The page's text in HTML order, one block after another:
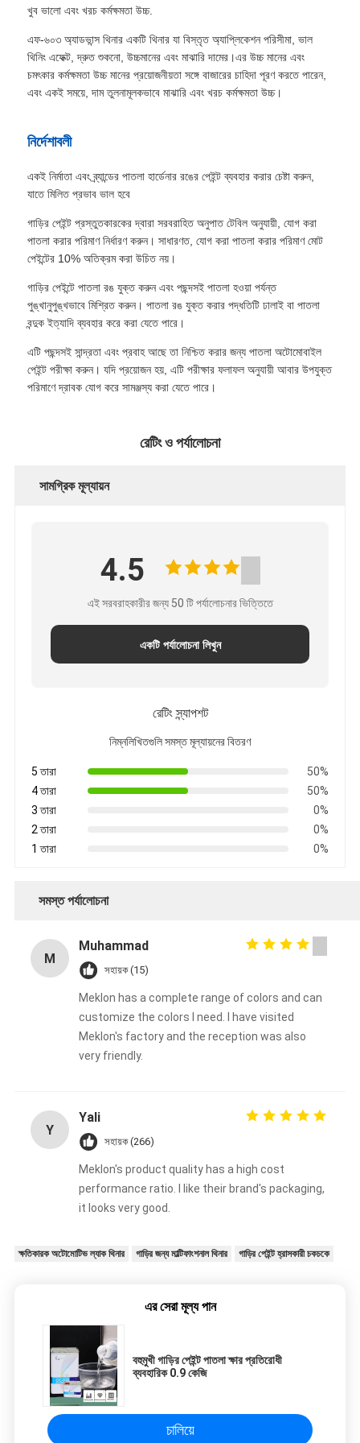
খুব ভালো এবং খরচ কর্মক্ষমতা উচ্চ.
এফ-৬০৩ অ্যাডভান্স থিনার একটি থিনার যা বিস্তৃত অ্যাপ্লিকেশন পরিসীমা, ভাল
থিনিং এফেক্ট, দ্রুত শুকনো, উচ্চমানের এবং মাঝারি দামের।এর উচ্চ মানের এবং
চমৎকার কর্মক্ষমতা উচ্চ মানের প্রয়োজনীয়তা সঙ্গে বাজারের চাহিদা পূরণ করতে পারেন,
এবং একই সময়ে, দাম তুলনামূলকভাবে মাঝারি এবং খরচ কর্মক্ষমতা উচ্চ।
নির্দেশাবলী
একই নির্মাতা এবং ব্র্যান্ডের পাতলা হার্ডেনার রঙের পেইন্ট ব্যবহার করার চেষ্টা করুন,
যাতে মিলিত প্রভাব ভাল হবে
গাড়ির পেইন্ট প্রস্তুতকারকের দ্বারা সরবরাহিত অনুপাত টেবিল অনুযায়ী, যোগ করা
পাতলা করার পরিমাণ নির্ধারণ করুন। সাধারণত, যোগ করা পাতলা করার পরিমাণ মোট
পেইন্টের 10% অতিক্রম করা উচিত নয়।
গাড়ির পেইন্টে পাতলা রঙ যুক্ত করুন এবং পছন্দসই পাতলা হওয়া পর্যন্ত
পুঙ্খানুপুঙ্খভাবে মিশ্রিত করুন। পাতলা রঙ যুক্ত করার পদ্ধতিটি ঢালাই বা পাতলা
বন্দুক ইত্যাদি ব্যবহার করে করা যেতে পারে।
এটি পছন্দসই সান্দ্রতা এবং প্রবাহ আছে তা নিশ্চিত করার জন্য পাতলা অটোমোবাইল
পেইন্ট পরীক্ষা করুন। যদি প্রয়োজন হয়, এটি পরীক্ষার ফলাফল অনুযায়ী আবার উপযুক্ত
পরিমাণে দ্রাবক যোগ করে সামঞ্জস্য করা যেতে পারে।
রেটিং ও পর্যালোচনা
সামগ্রিক মূল্যায়ন
4.5
এই সরবরাহকারীর জন্য 50 টি পর্যালোচনার ভিত্তিতে
একটি পর্যালোচনা লিখুন
রেটিং স্ন্যাপশট
নিম্নলিখিতগুলি সমস্ত মূল্যায়নের বিতরণ
5 তারা
50%
4 তারা
50%
3 তারা
0%
2 তারা
0%
1 তারা
0%
সমস্ত পর্যালোচনা
M
Muhammad
সহায়ক (15)
Meklon has a complete range of colors and can
customize the colors I need. I have visited
Meklon's factory and the reception was also
very friendly.
Y
Yali
সহায়ক (266)
Meklon's product quality has a high cost
performance ratio. I like their brand's packaging,
it looks very good.
ক্ষতিকারক অটোমোটিভ ল্যাক থিনার গাড়ির জন্য মাল্টিফাংশনাল থিনার গাড়ির পেইন্ট হ্রাসকারী চকচকে
এর সেরা মূল্য পান
বহুমুখী গাড়ির পেইন্ট পাতলা ক্ষার প্রতিরোধী
ব্যবহারিক 0.9 কেজি
চালিয়ে